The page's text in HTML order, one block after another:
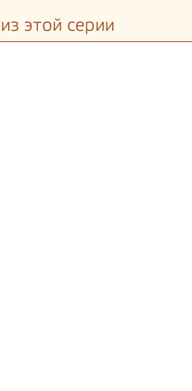
этой серии